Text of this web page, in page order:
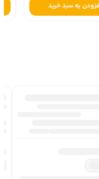
افزودن به سبد خرید